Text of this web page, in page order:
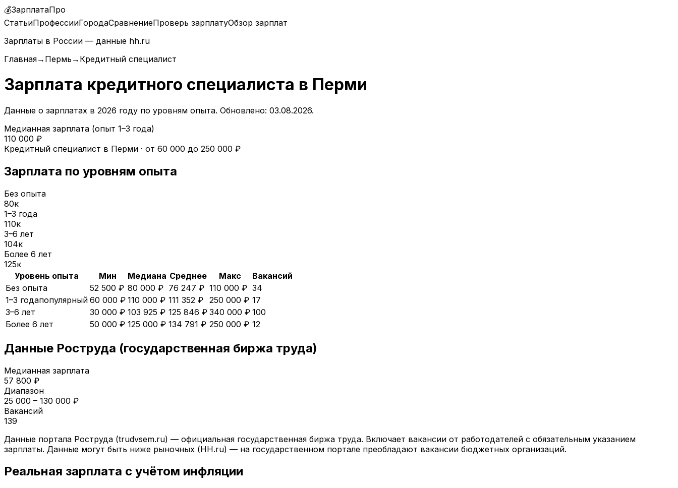
💰ЗарплатаПро
СтатьиПрофессииГородаСравнениеПроверь зарплатуОбзор зарплат
Зарплаты в России — данные hh.ru
Главная→ Пермь → Кредитный специалист
Зарплата кредитного специалиста в Перми
Данные о зарплатах в 2026 году по уровням опыта. Обновлено: 03.08.2026.
Медианная зарплата (опыт 1–3 года)
110 000 ₽
Кредитный специалист в Перми · от 60 000 до 250 000 ₽
Зарплата по уровням опыта
Без опыта
80к
1–3 года
110к
3–6 лет
104к
Более 6 лет
125к
Уровень опыта
Мин Медиана Среднее Макс
Вакансий
Без опыта
52 500 ₽ 80 000 ₽ 76 247 ₽ 110 000 ₽ 34
1–3 годапопулярный 60 000 ₽ 110 000 ₽ 111 352 ₽ 250 000 ₽ 17
3–6 лет
30 000 ₽ 103 925 ₽ 125 846 ₽ 340 000 ₽ 100
Более 6 лет
50 000 ₽ 125 000 ₽ 134 791 ₽ 250 000 ₽ 12
Данные Роструда (государственная биржа труда)
Медианная зарплата
57 800 ₽
Диапазон
25 000 – 130 000 ₽
Вакансий
139
Данные портала Роструда (trudvsem.ru) — официальная государственная биржа труда. Включает вакансии от работодателей с обязательным указанием
зарплаты. Данные могут быть ниже рыночных (HH.ru) — на государственном портале преобладают вакансии бюджетных организаций.
Реальная зарплата с учётом инфляции